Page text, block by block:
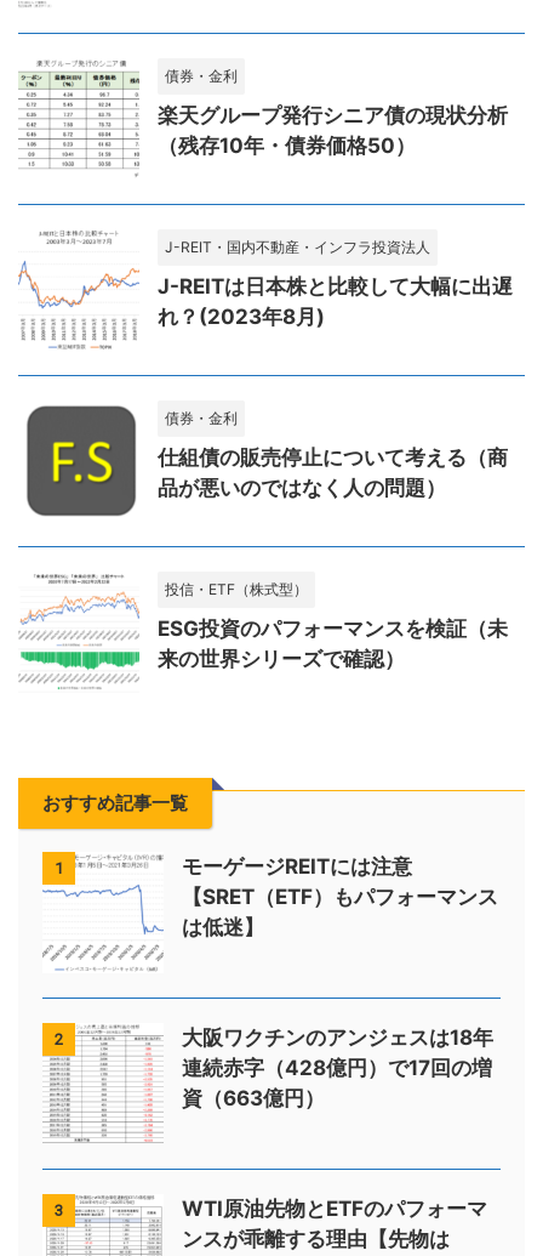
債券・金利
楽天グループ発行シニア債の現状分析
（残存10年・債券価格50）
J-REIT・国内不動産・インフラ投資法人
J-REITは日本株と比較して大幅に出遅
れ？(2023年8月)
債券・金利
仕組債の販売停止について考える（商
品が悪いのではなく人の問題）
投信・ETF（株式型）
ESG投資のパフォーマンスを検証（未
来の世界シリーズで確認）
おすすめ記事一覧
1
モーゲージREITには注意
【SRET（ETF）もパフォーマンス
は低迷】
2
大阪ワクチンのアンジェスは18年
連続赤字（428億円）で17回の増
資（663億円）
3
WTI原油先物とETFのパフォーマ
ンスが乖離する理由【先物は